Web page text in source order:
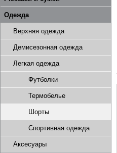
Одежда
Верхняя одежда
Демисезонная одежда
Легкая одежда
Футболки
Термобелье
Шорты
Спортивная одежда
Аксесуары